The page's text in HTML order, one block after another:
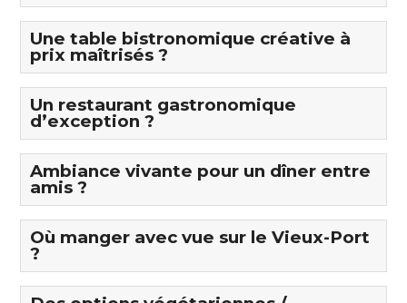
Une table bistronomique créative à
prix maîtrisés ?
Un restaurant gastronomique
d’exception ?
Ambiance vivante pour un dîner entre
amis ?
Où manger avec vue sur le Vieux-Port
?